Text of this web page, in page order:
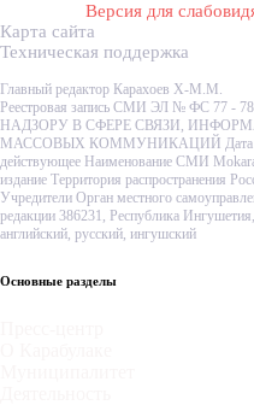
Версия для
Карта сайта
Техническая поддержка
Главный редактор Карахоев Х-М.М.
Реестровая запись СМИ ЭЛ № ФС
НАДЗОРУ В СФЕРЕ СВЯЗИ,
МАССОВЫХ КОММУНИКАЦИЙ Дата
действующее Наименование СМИ
издание Территория распространения
Учредители Орган местного
редакции 386231, Республика
английский, русский, ингушский
Основные разделы